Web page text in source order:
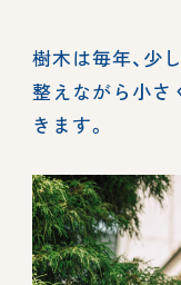
樹木は毎年、少
整えながら小さ
きます。